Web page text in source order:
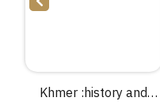
Khmer :history and